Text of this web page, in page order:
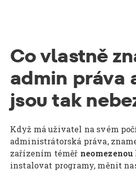
Co vlastně
admin práva
jsou tak
Když má uživatel na svém
administrátorská práva,
zařízením téměř
instalovat programy, měnit